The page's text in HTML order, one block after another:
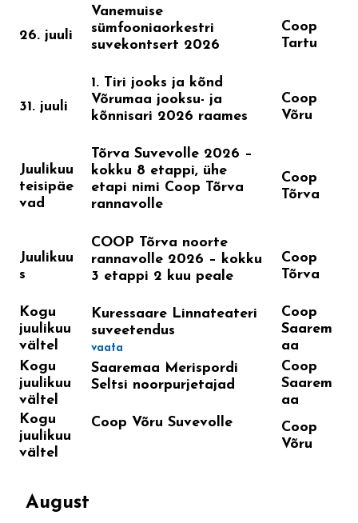
26. juuli
Vanemuise
sümfooniaorkestri
suvekontsert 2026
Coop
Tartu
31. juuli
1. Tiri jooks ja kõnd
Võrumaa jooksu- ja
kõnnisari 2026 raames
Coop
Võru
Juulikuu
teisipäe
vad
Tõrva Suvevolle 2026 –
kokku 8 etappi, ühe
etapi nimi Coop Tõrva
rannavolle
Coop
Tõrva
Juulikuu
s
COOP Tõrva noorte
rannavolle 2026 – kokku
3 etappi 2 kuu peale
Coop
Tõrva
Kogu
juulikuu
vältel
Kuressaare Linnateateri
suveetendus
vaata
Coop
Saarem
aa
Kogu
juulikuu
vältel
Saaremaa Merispordi
Seltsi noorpurjetajad
Coop
Saarem
aa
Kogu
juulikuu
vältel
Coop Võru Suvevolle
Coop
Võru
August